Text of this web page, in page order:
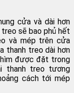
cửa và dài hơn
sẽ bao phủ hết
và mép trên cửa
thanh treo dài hơn
được đặt trong
thanh treo tương
cách tới mép